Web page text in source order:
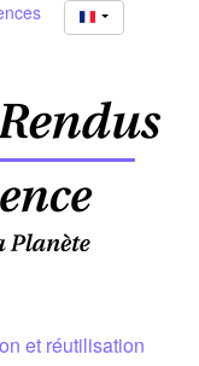
et réutilisation